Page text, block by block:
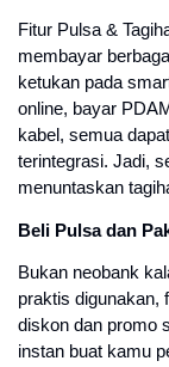
Fitur Pulsa &
membayar
ketukan pada
online, bayar
kabel, semua
terintegrasi. Jadi,
menuntaskan
Beli Pulsa dan
Bukan neobank
praktis digunakan,
diskon dan promo
instan buat kamu